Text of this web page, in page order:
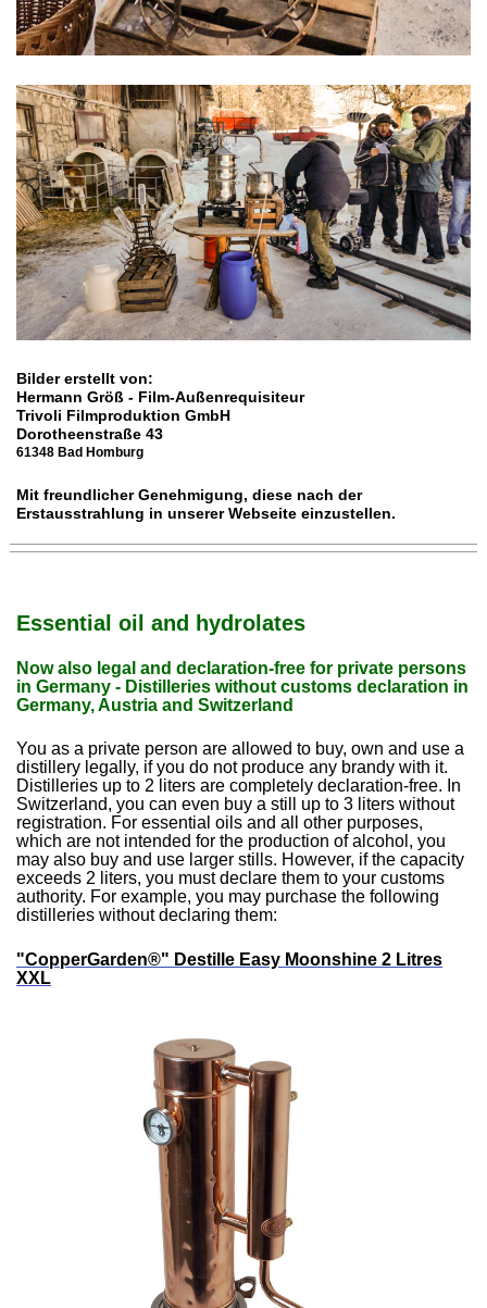
Bilder erstellt von:
Hermann Größ - Film-Außenrequisiteur
Trivoli Filmproduktion GmbH
Dorotheenstraße 43
61348 Bad Homburg
Mit freundlicher Genehmigung, diese nach der
Erstausstrahlung in unserer Webseite einzustellen.
Essential oil and hydrolates
Now also legal and declaration-free for private persons
in Germany - Distilleries without customs declaration in
Germany, Austria and Switzerland
You as a private person are allowed to buy, own and use a
distillery legally, if you do not produce any brandy with it.
Distilleries up to 2 liters are completely declaration-free. In
Switzerland, you can even buy a still up to 3 liters without
registration. For essential oils and all other purposes,
which are not intended for the production of alcohol, you
may also buy and use larger stills. However, if the capacity
exceeds 2 liters, you must declare them to your customs
authority. For example, you may purchase the following
distilleries without declaring them:
"CopperGarden®" Destille Easy Moonshine 2 Litres
XXL